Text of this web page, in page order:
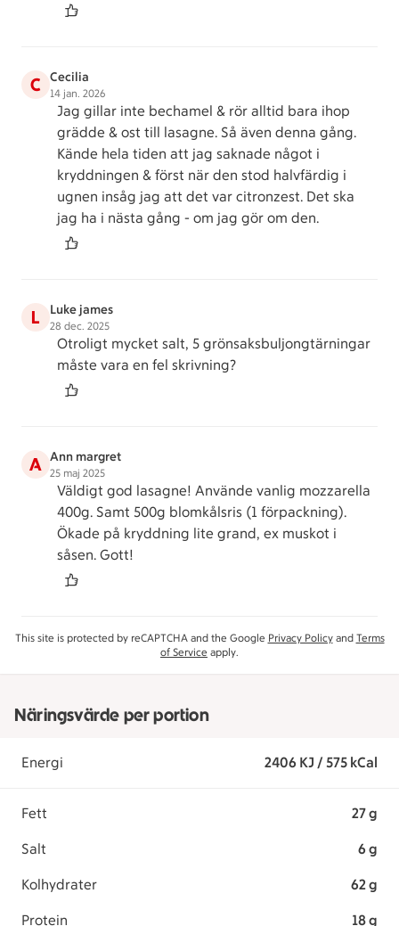
C Cecilia
14 jan. 2026
Jag gillar inte bechamel & rör alltid bara ihop
grädde & ost till lasagne. Så även denna gång.
Kände hela tiden att jag saknade något i
kryddningen & först när den stod halvfärdig i
ugnen insåg jag att det var citronzest. Det ska
jag ha i nästa gång - om jag gör om den.
L Luke james
28 dec. 2025
Otroligt mycket salt, 5 grönsaksbuljongtärningar
måste vara en fel skrivning?
A Ann margret
25 maj 2025
Väldigt god lasagne! Använde vanlig mozzarella
400g. Samt 500g blomkålsris (1 förpackning).
Ökade på kryddning lite grand, ex muskot i
såsen. Gott!
This site is protected by reCAPTCHA and the Google Privacy Policyand Terms
of Service apply.
Näringsvärde per portion
Energi 2406 KJ / 575 kCal
Fett 27 g
Salt 6 g
Kolhydrater 62 g
Protein 18 g